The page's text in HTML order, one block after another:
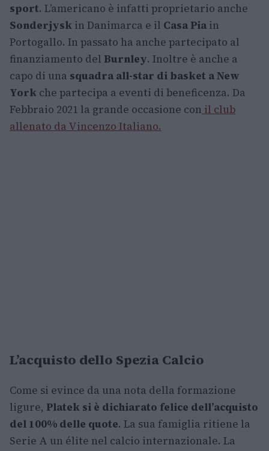
sport. L’americano è infatti proprietario anche
Sonderjysk in Danimarca e il Casa Pia in
Portogallo. In passato ha anche partecipato al
finanziamento del Burnley. Inoltre è anche a
capo di una squadra all-star di basket a New
York che partecipa a eventi di beneficenza. Da
Febbraio 2021 la grande occasione con il club
allenato da Vincenzo Italiano.
L’acquisto dello Spezia Calcio
Come si evince da una nota della formazione
ligure, Platek si è dichiarato felice dell’acquisto
del 100% delle quote. La sua famiglia ritiene la
Serie A un élite nel calcio internazionale. La